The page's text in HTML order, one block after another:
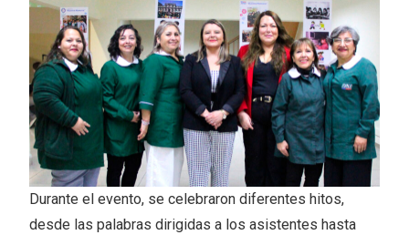
Durante el evento, se celebraron diferentes hitos,
desde las palabras dirigidas a los asistentes hasta